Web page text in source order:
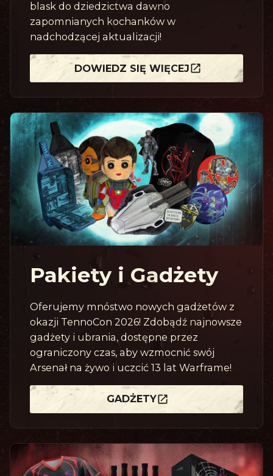
blask do dziedzictwa dawno
zapomnianych kochanków w
nadchodzącej aktualizacji!
DOWIEDZ SIĘ WIĘCEJ
Pakiety i Gadżety
Oferujemy mnóstwo nowych gadżetów z
okazji TennoCon 2026! Zdobądź najnowsze
gadżety i ubrania, dostępne przez
ograniczony czas, aby wzmocnić swój
Arsenał na żywo i uczcić 13 lat Warframe!
GADŻETY